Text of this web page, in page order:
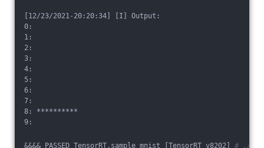
[12/23/2021-20:20:34] [I] Output:
0:
1:
2:
3:
4:
5:
6:
7:
8: **********
9:
&&&& PASSED TensorRT.sample_mnist [TensorRT v8202] # ./